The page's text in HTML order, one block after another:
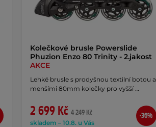
Kolečkové brusle Powerslide
Phuzion Enzo 80 Trinity - 2.jakost
AKCE
Lehké brusle s prodyšnou textilní botou a
menšími 80mm kolečky pro vyšší …
2 699 Kč 4 249 Kč
skladem – 10.8. u Vás
-36%